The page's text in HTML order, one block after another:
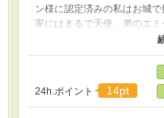
ン様に認定済みの私はお城
家にはまるで天使、弟のエ
のために父親が何かと物を
買ってしまう。そのため貧
ない。 高利貸しの豪商への
呪いが掛かっているものは見
た。 そんな中、推しの推し
24h.ポイント 14pt